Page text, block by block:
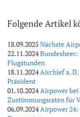
Folgende Artikel
18.09.2025Nächste
22.11.2024Bundesheer:
Flugstunden
18.11.2024Airchief a.
Präsident
01.10.2024Airpower
Zustimmungsraten für
06.09.2024Airpower